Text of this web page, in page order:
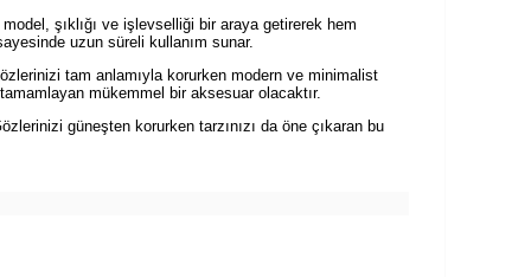
şıklığı ve işlevselliği bir araya getirerek hem
uzun süreli kullanım sunar.
tam anlamıyla korurken modern ve minimalist
mükemmel bir aksesuar olacaktır.
güneşten korurken tarzınızı da öne çıkaran bu